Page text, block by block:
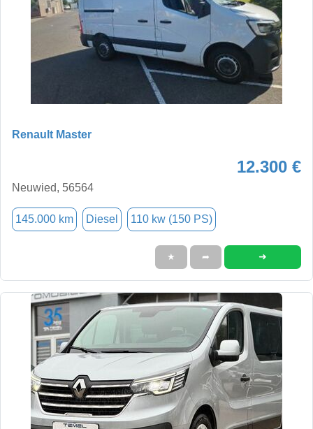
Renault Master
12.300 €
Neuwied, 56564
145.000 km Diesel 110 kw (150 PS)
★ ➦ ➜